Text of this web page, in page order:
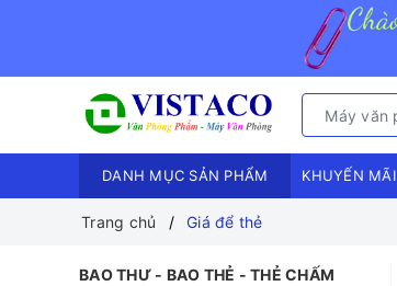
DANH MỤC SẢN PHẨM KHUYẾN MÃI
Trang chủ Giá để thẻ
BAO THƯ - BAO THẺ - THẺ CHẤM